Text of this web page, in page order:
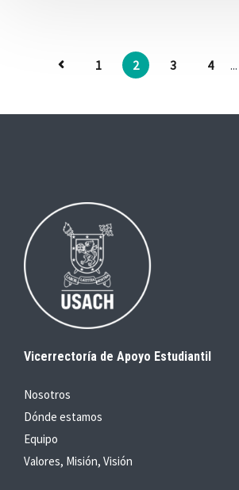
1 2 3 4 ...
Vicerrectoría de Apoyo Estudiantil
Nosotros
Dónde estamos
Equipo
Valores, Misión, Visión